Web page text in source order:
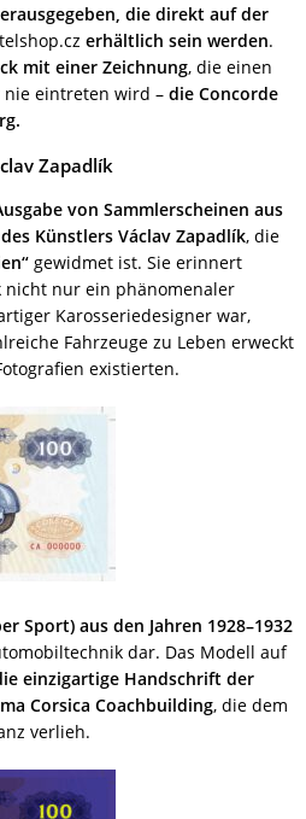
die direkt auf der
erhältlich sein werden.
mit einer Zeichnung, die einen
eintreten wird – die Concorde
Zapadlík
von Sammlerscheinen aus
Künstlers Václav Zapadlík, die
gewidmet ist. Sie erinnert
nicht nur ein phänomenaler
Karosseriedesigner war,
Fahrzeuge zu Leben erweckt
existierten.
Sport) aus den Jahren 1928–1932
dar. Das Modell auf
einzigartige Handschrift der
Corsica Coachbuilding, die dem
verlieh.